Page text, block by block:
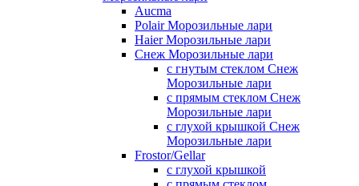
Aucma
Polair Морозильные лари
Haier Морозильные лари
Снеж Морозильные лари
с гнутым стеклом Снеж
Морозильные лари
с прямым стеклом Снеж
Морозильные лари
с глухой крышкой Снеж
Морозильные лари
Frostor/Gellar
с глухой крышкой